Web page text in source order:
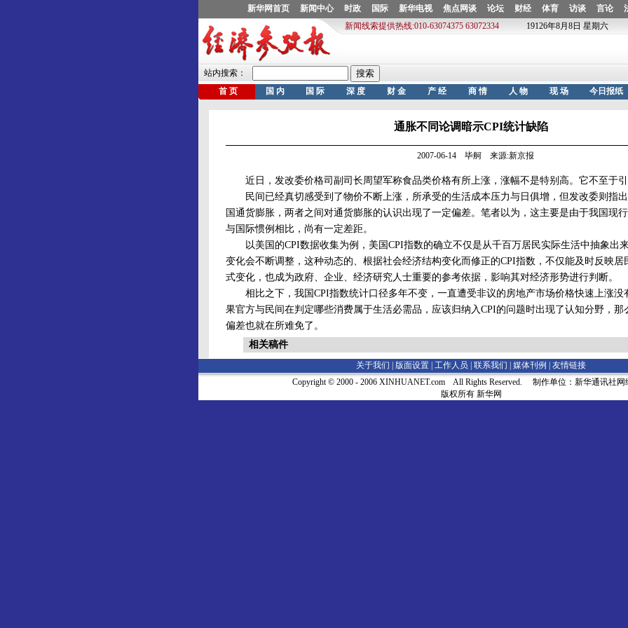
通胀不同论调暗示CPI统计缺陷
2007-06-14 毕舸 来源:新京报
近日，发改委价格司副司长周望军称食品类价格有所上涨，涨幅不是特别高。它不至于引
民间已经真切感受到了物价不断上涨，所承受的生活成本压力与日俱增，但发改委则指
国通货膨胀，两者之间对通货膨胀的认识出现了一定偏差。笔者以为，这主要是由于我国现
与国际惯例相比，尚有一定差距。
以美国的CPI数据收集为例，美国CPI指数的确立不仅是从千百万居民实际生活中抽象出
变化会不断调整，这种动态的、根据社会经济结构变化而修正的CPI指数，不仅能及时反映居
式变化，也成为政府、企业、经济研究人士重要的参考依据，影响其对经济形势进行判断。
相比之下，我国CPI指数统计口径多年不变，一直遭受非议的房地产市场价格快速上涨没
果官方与民间在判定哪些消费属于生活必需品，应该归纳入CPI的问题时出现了认知分野，那
偏差也就在所难免了。
相关稿件
关于我们 | 版面设置 工作人员 联系我们 媒体刊例
友情链接
Copyright © 2000 - 2006 XINHUANET.com All Rights Reserved. 制作单位：新华通讯社网
版权所有 新华网